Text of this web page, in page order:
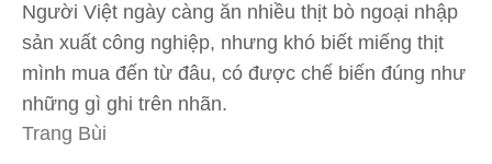
Người Việt ngày càng ăn nhiều thịt bò ngoại nhập
sản xuất công nghiệp, nhưng khó biết miếng thịt
mình mua đến từ đâu, có được chế biến đúng như
những gì ghi trên nhãn.
Trang Bùi